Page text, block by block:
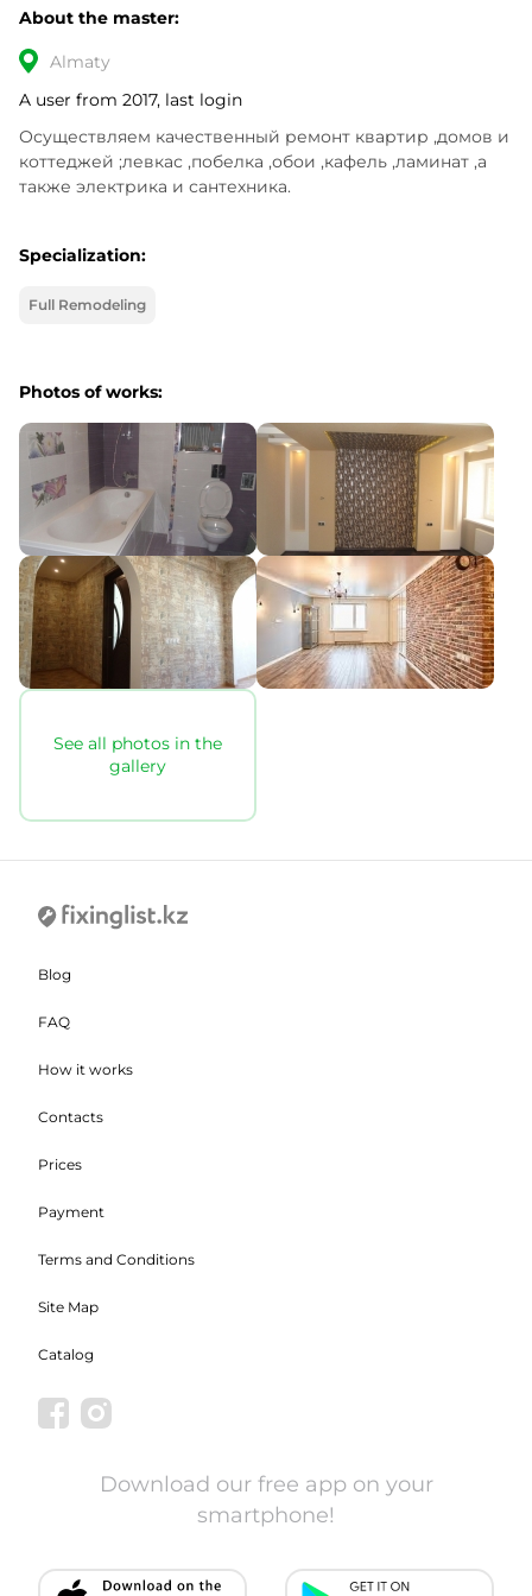
About the master:
Almaty
A user from 2017, last login
Осуществляем качественный ремонт квартир ,домов и
коттеджей ;левкас ,побелка ,обои ,кафель ,ламинат ,а
также электрика и сантехника.
Specialization:
Full Remodeling
Photos of works:
See all photos in the
gallery
Blog
FAQ
How it works
Contacts
Prices
Payment
Terms and Conditions
Site Map
Catalog
Download our free app on your
smartphone!